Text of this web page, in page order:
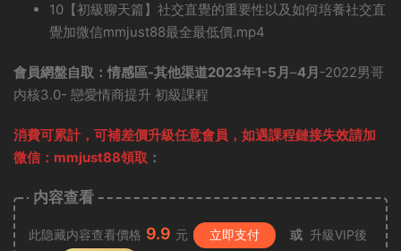
10【初級聊天篇】社交直覺的重要性以及如何培養社交直
覺加微信mmjust88最全最低價.mp4
會員網盤自取：情感區-其他渠道2023年1-5月 –4月 -2022男哥
内核3.0- 戀愛情商提升 初級課程
消費可累計，可補差價升級任意會員， 如遇課程鏈接失效請加
微信：mmjust88領取 ：
内容查看
此隐藏内容查看價格 9.9 元 立即支付 或 升級VIP後